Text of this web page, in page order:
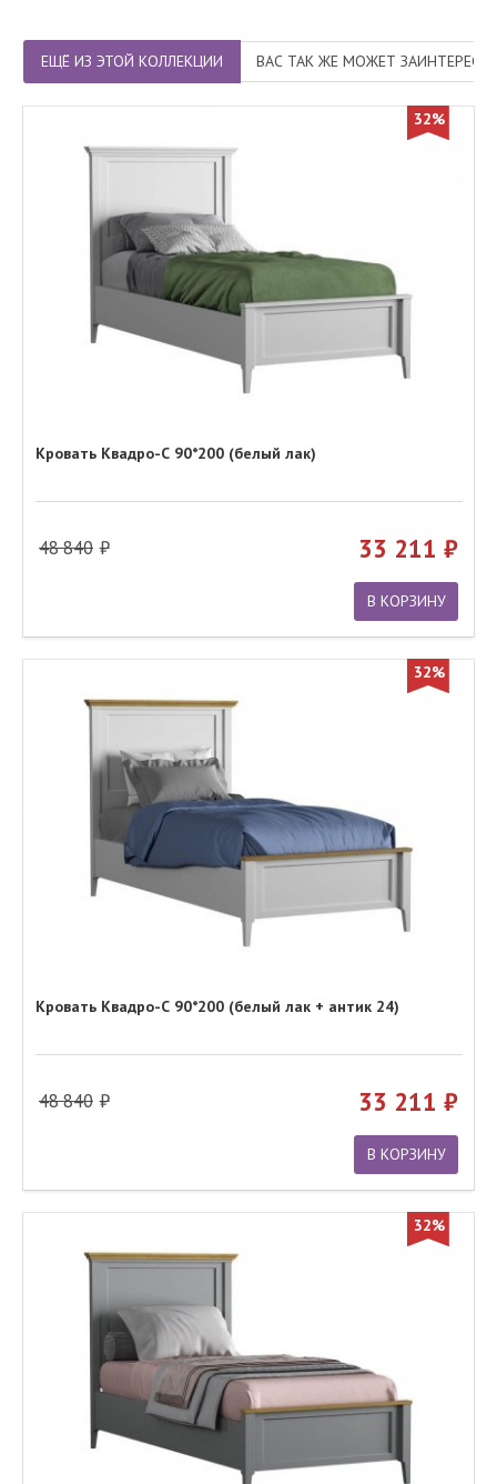
ЕЩЁ ИЗ ЭТОЙ КОЛЛЕКЦИИ ВАС ТАК ЖЕ МОЖЕТ
32%
Кровать Квадро-С 90*200 (белый лак)
48 840 33 211
В КОРЗИНУ
32%
Кровать Квадро-С 90*200 (белый лак + антик 24)
48 840 33 211
В КОРЗИНУ
32%